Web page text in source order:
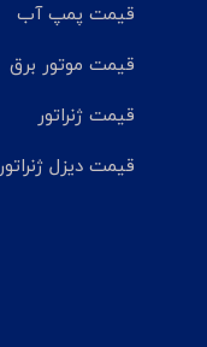
قیمت پمپ آب
قیمت موتور برق
قیمت ژنراتور
قیمت دیزل ژنراتور